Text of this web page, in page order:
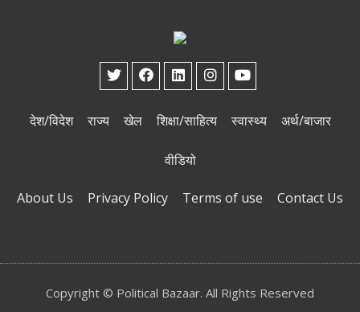
देश/विदेश राज्य खेल शिक्षा/साहित्य स्वास्थ्य अर्थ/बाजार
वीडियो
About Us Privacy Policy Terms of use Contact Us
Copyright © Political Bazaar. All Rights Reserved